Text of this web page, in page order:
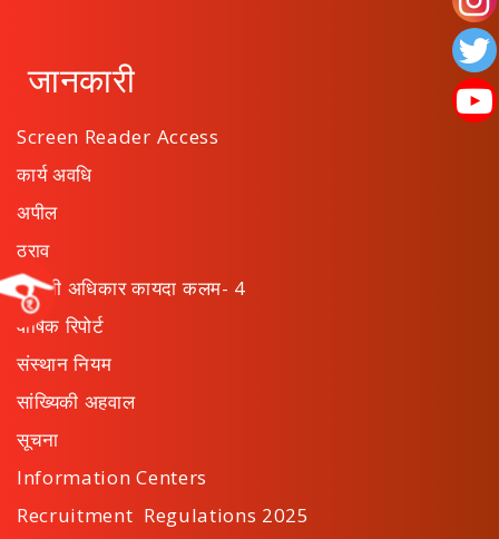
जानकारी
Screen Reader Access
कार्य अवधि
अपील
ठराव
माहिती अधिकार कायदा कलम- 4
वार्षिक रिपोर्ट
संस्थान नियम
सांख्यिकी अहवाल
सूचना
Information Centers
Recruitment Regulations 2025